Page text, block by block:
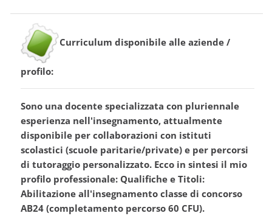
Curriculum disponibile alle aziende /
profilo:
Sono una docente specializzata con pluriennale
esperienza nell'insegnamento, attualmente
disponibile per collaborazioni con istituti
scolastici (scuole paritarie/private) e per percorsi
di tutoraggio personalizzato. Ecco in sintesi il mio
profilo professionale: Qualifiche e Titoli:
Abilitazione all'insegnamento classe di concorso
AB24 (completamento percorso 60 CFU).